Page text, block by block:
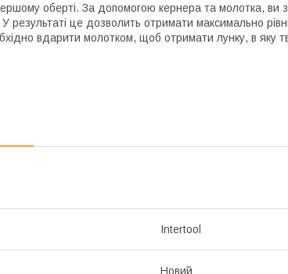
оберті. За допомогою кернера та молотка, ви
У результаті це дозволить отримати максимально
вдарити молотком, щоб отримати лунку, в яку
Intertool
Новий